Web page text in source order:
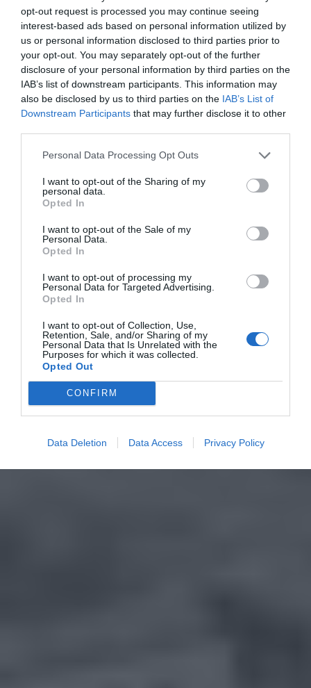
opt-out request is processed you may continue seeing
interest-based ads based on personal information utilized by
us or personal information disclosed to third parties prior to
your opt-out. You may separately opt-out of the further
disclosure of your personal information by third parties on the
IAB’s list of downstream participants. This information may
also be disclosed by us to third parties on the IAB’s List of
Downstream Participants that may further disclose it to other
Personal Data Processing Opt Outs
I want to opt-out of the Sharing of my
personal data.
Opted In
I want to opt-out of the Sale of my
Personal Data.
Opted In
I want to opt-out of processing my
Personal Data for Targeted Advertising.
Opted In
I want to opt-out of Collection, Use,
Retention, Sale, and/or Sharing of my
Personal Data that Is Unrelated with the
Purposes for which it was collected.
Opted Out
CONFIRM
Data Deletion Data Access Privacy Policy